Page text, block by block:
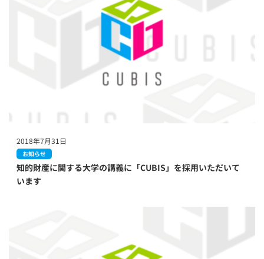
2018年7月31日
お知らせ
知的財産に関する大学の講義に「CUBIS」を採用いただいて
います